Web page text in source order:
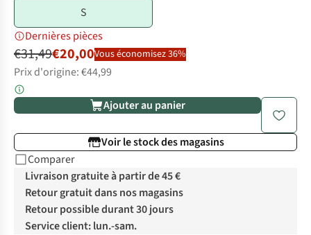
S
Dernières pièces
€31,49€20,00Vous économisez 36%
Prix d'origine: €44,99
Ajouter au panier
Voir le stock des magasins
Comparer
Livraison gratuite à partir de 45 €
Retour gratuit dans nos magasins
Retour possible durant 30 jours
Service client: lun.-sam.